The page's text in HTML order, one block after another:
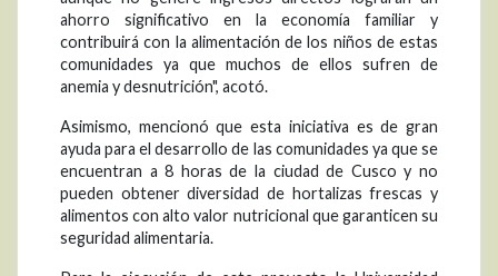
ahorro significativo en la economía familiar y
contribuirá con la alimentación de los niños de estas
comunidades ya que muchos de ellos sufren de
anemia y desnutrición", acotó.
Asimismo, mencionó que esta iniciativa es de gran
ayuda para el desarrollo de las comunidades ya que se
encuentran a 8 horas de la ciudad de Cusco y no
pueden obtener diversidad de hortalizas frescas y
alimentos con alto valor nutricional que garanticen su
seguridad alimentaria.